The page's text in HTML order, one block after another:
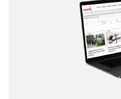
Correo electrónico
Tipo de comentario